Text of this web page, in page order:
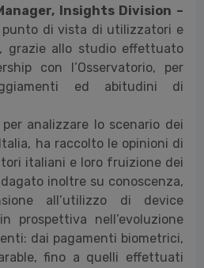
Insights Division –
di vista di utilizzatori e
grazie allo studio effettuato
con l’Osservatorio, per
ed abitudini di
analizzare lo scenario dei
ha raccolto le opinioni di
italiani e loro fruizione dei
inoltre su conoscenza,
all’utilizzo di device
prospettiva nell’evoluzione
dai pagamenti biometrici,
fino a quelli effettuati